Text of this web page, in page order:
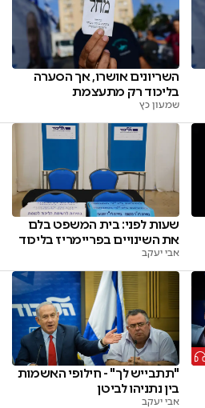
השריונים אושרו, אך הסערה
בליכוד רק מתעצמת
שמעון כץ
שעות לפני: בית המשפט בלם
את השינויים בפריימריז בליכוד
אבי יעקב
"תתבייש לך" - חילופי האשמות
בין נתניהו לביטן
אבי יעקב